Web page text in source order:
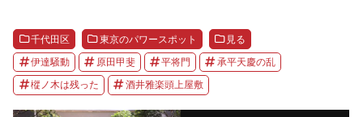
千代田区 東京のパワースポット 見る
伊達騒動 原田甲斐 平将門 承平天慶の乱
樅ノ木は残った 酒井雅楽頭上屋敷